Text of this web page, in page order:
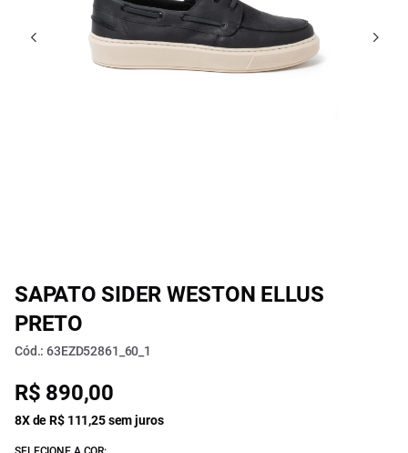
SAPATO SIDER WESTON ELLUS
PRETO
Cód.: 63EZD52861_60_1
R$ 890,00
8X de R$ 111,25 sem juros